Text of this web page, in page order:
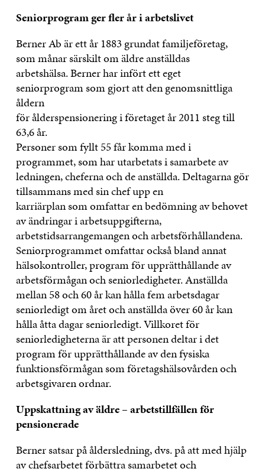
Seniorprogram ger fler år i arbetslivet
Berner Ab är ett år 1883 grundat familjeföretag,
som månar särskilt om äldre anställdas
arbetshälsa. Berner har infört ett eget
seniorprogram som gjort att den genomsnittliga
åldern
för ålderspensionering i företaget år 2011 steg till
63,6 år.
Personer som fyllt 55 får komma med i
programmet, som har utarbetats i samarbete av
ledningen, cheferna och de anställda. Deltagarna gör
tillsammans med sin chef upp en
karriärplan som omfattar en bedömning av behovet
av ändringar i arbetsuppgifterna,
arbetstidsarrangemangen och arbetsförhållandena.
Seniorprogrammet omfattar också bland annat
hälsokontroller, program för upprätthållande av
arbetsförmågan och seniorledigheter. Anställda
mellan 58 och 60 år kan hålla fem arbetsdagar
seniorledigt om året och anställda över 60 år kan
hålla åtta dagar seniorledigt. Villkoret för
seniorledigheterna är att personen deltar i det
program för upprätthållande av den fysiska
funktionsförmågan som företagshälsovården och
arbetsgivaren ordnar.
Uppskattning av äldre – arbetstillfällen för
pensionerade
Berner satsar på åldersledning, dvs. på att med hjälp
av chefsarbetet förbättra samarbetet och